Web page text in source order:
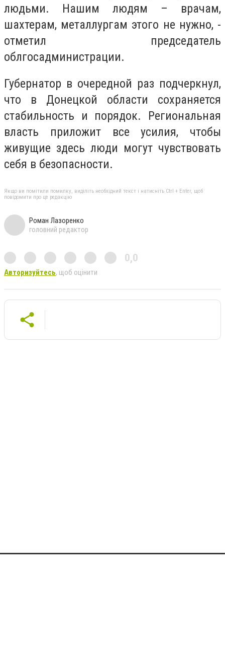
людьми. Нашим людям – врачам,
шахтерам, металлургам этого не нужно, -
отметил председатель
облгосадминистрации.
Губернатор в очередной раз подчеркнул,
что в Донецкой области сохраняется
стабильность и порядок. Региональная
власть приложит все усилия, чтобы
живущие здесь люди могут чувствовать
себя в безопасности.
Якщо ви помітили помилку, виділіть необхідний текст і натисніть Ctrl + Enter, щоб
повідомити про це редакцію
Роман Лазоренко
головний редактор
0,0
Авторизуйтесь, щоб оцінити